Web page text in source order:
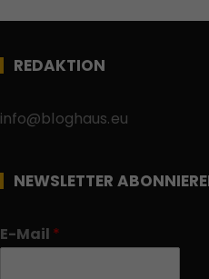
REDAKTION
info@bloghaus.eu
NEWSLETTER
E-Mail *